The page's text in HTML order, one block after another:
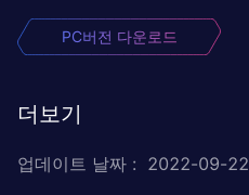
PC버전 다운로드
더보기
업데이트 날짜 : 2022-09-22